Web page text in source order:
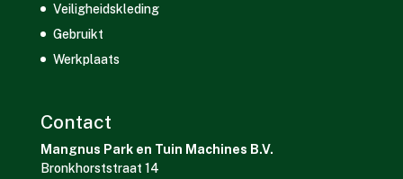
Veiligheidskleding
Gebruikt
Werkplaats
Contact
Mangnus Park en Tuin Machines B.V.
Bronkhorststraat 14